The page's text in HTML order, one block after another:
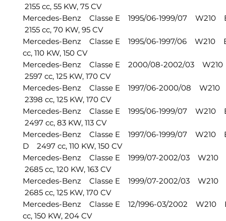
2155 cc, 55 KW, 75 CV
Mercedes-Benz Classe E 1995/06-1999/07 W210
2155 cc, 70 KW, 95 CV
Mercedes-Benz Classe E 1995/06-1997/06 W210
cc, 110 KW, 150 CV
Mercedes-Benz Classe E 2000/08-2002/03
2597 cc, 125 KW, 170 CV
Mercedes-Benz Classe E 1997/06-2000/08
2398 cc, 125 KW, 170 CV
Mercedes-Benz Classe E 1995/06-1999/07 W210
2497 cc, 83 KW, 113 CV
Mercedes-Benz Classe E 1997/06-1999/07 W210
D 2497 cc, 110 KW, 150 CV
Mercedes-Benz Classe E 1999/07-2002/03 W210
2685 cc, 120 KW, 163 CV
Mercedes-Benz Classe E 1999/07-2002/03 W210
2685 cc, 125 KW, 170 CV
Mercedes-Benz Classe E 12/1996-03/2002
cc, 150 KW, 204 CV